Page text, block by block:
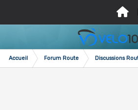
Accueil Forum Route Discussions